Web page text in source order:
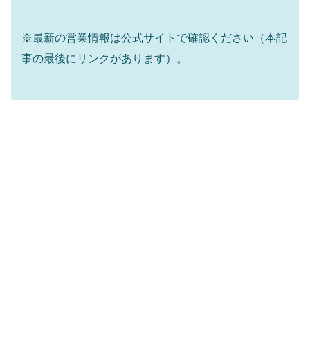
※最新の営業情報は公式サイトで確認ください（本記
事の最後にリンクがあります）。